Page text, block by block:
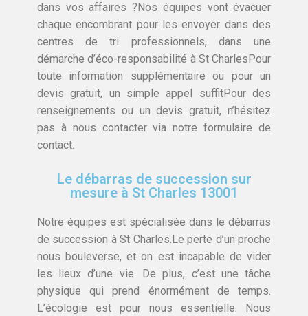
dans vos affaires ?Nos équipes vont évacuer
chaque encombrant pour les envoyer dans des
centres de tri professionnels, dans une
démarche d’éco-responsabilité à St CharlesPour
toute information supplémentaire ou pour un
devis gratuit, un simple appel suffitPour des
renseignements ou un devis gratuit, n’hésitez
pas à nous contacter via notre formulaire de
contact.
Le débarras de succession sur
mesure à St Charles 13001
Notre équipes est spécialisée dans le débarras
de succession à St Charles.Le perte d’un proche
nous bouleverse, et on est incapable de vider
les lieux d’une vie. De plus, c’est une tâche
physique qui prend énormément de temps.
L’écologie est pour nous essentielle. Nous